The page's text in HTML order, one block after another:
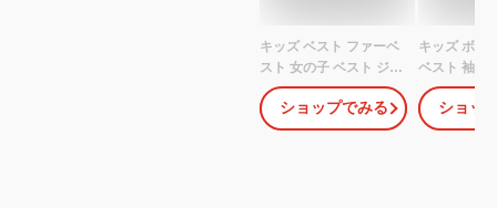
キッズ ベスト ファーベ
スト 女の子 ベスト ジレ
子供服 前開き フェイク
ファー 春秋 冬 Vネック
厚手 暖かい ふわふわ お
ショップでみる
キッズ ボア
ベスト 袖な
子供 チャン
100cm〜
服 男の子
ショッ